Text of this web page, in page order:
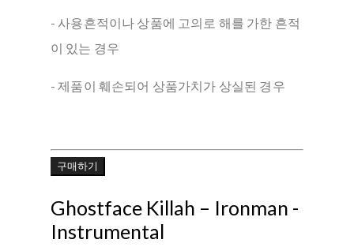
- 사용흔적이나 상품에 고의로 해를 가한 흔적
이 있는 경우
- 제품이 훼손되어 상품가치가 상실된 경우
구매하기
Ghostface Killah – Ironman -
Instrumental